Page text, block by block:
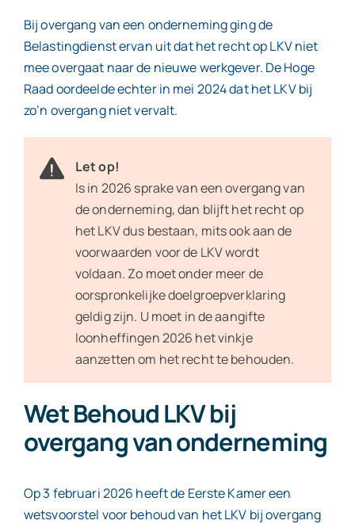
Bij overgang van een onderneming ging de
Belastingdienst ervan uit dat het recht op LKV niet
mee overgaat naar de nieuwe werkgever. De Hoge
Raad oordeelde echter in mei 2024 dat het LKV bij
zo’n overgang niet vervalt.
Let op!
Is in 2026 sprake van een overgang van
de onderneming, dan blijft het recht op
het LKV dus bestaan, mits ook aan de
voorwaarden voor de LKV wordt
voldaan. Zo moet onder meer de
oorspronkelijke doelgroepverklaring
geldig zijn. U moet in de aangifte
loonheffingen 2026 het vinkje
aanzetten om het recht te behouden.
Wet Behoud LKV bij
overgang van onderneming
Op 3 februari 2026 heeft de Eerste Kamer een
wetsvoorstel voor behoud van het LKV bij overgang